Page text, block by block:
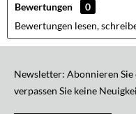
Bewertungen
0
Bewertungen lesen,
Newsletter: Abonnieren
verpassen Sie keine